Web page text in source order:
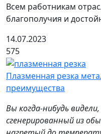
Всем работникам
благополучия и
14.07.2023
575
Плазменная резка
преимущества
Вы когда-нибудь
сгенерированный из